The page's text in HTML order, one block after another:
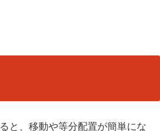
と、移動や等分配置が簡単にな